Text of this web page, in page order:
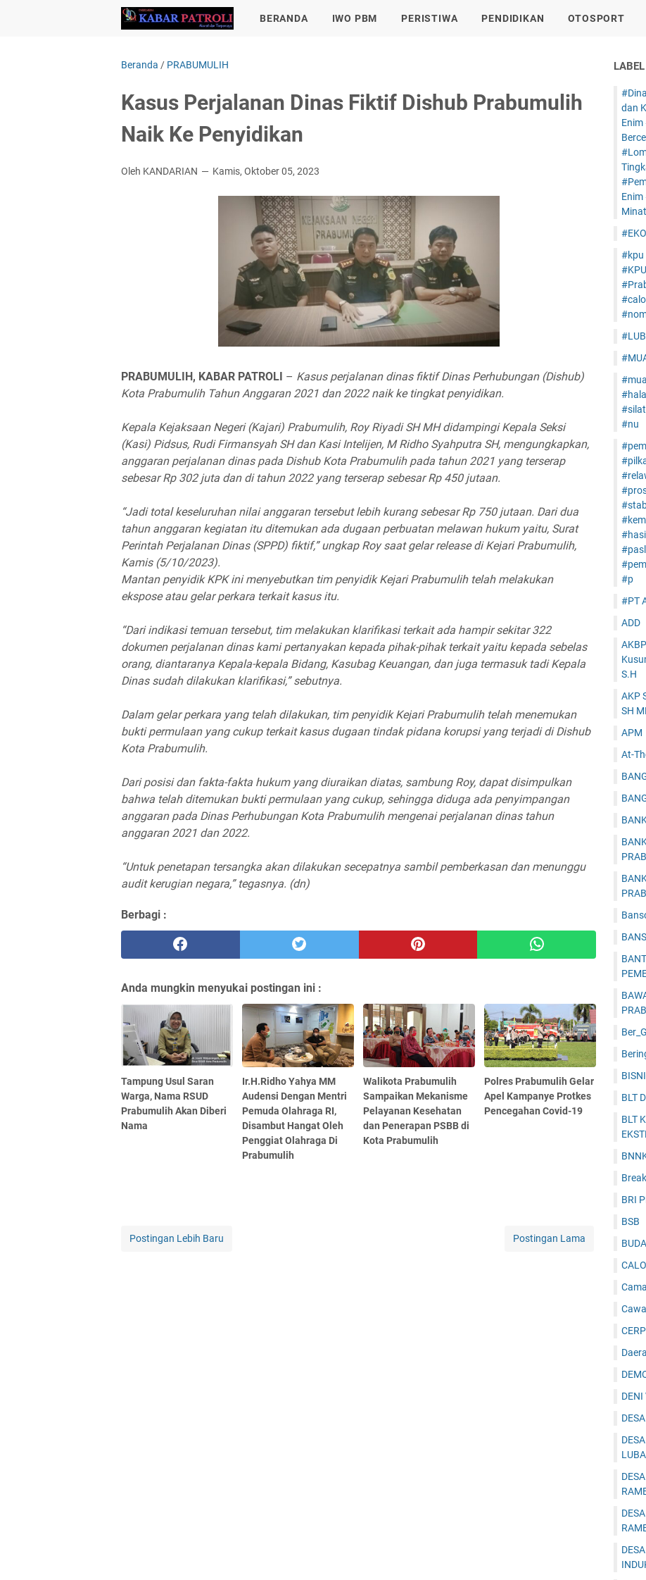
BERANDA IWO PBM PERISTIWA PENDIDIKAN OTOSPORT
Beranda / PRABUMULIH
Kasus Perjalanan Dinas Fiktif Dishub Prabumulih
Naik Ke Penyidikan
Oleh KANDARIAN Kamis, Oktober 05, 2023
PRABUMULIH, KABAR PATROLI – Kasus perjalanan dinas fiktif Dinas Perhubungan (Dishub)
Kota Prabumulih Tahun Anggaran 2021 dan 2022 naik ke tingkat penyidikan.
Kepala Kejaksaan Negeri (Kajari) Prabumulih, Roy Riyadi SH MH didampingi Kepala Seksi
(Kasi) Pidsus, Rudi Firmansyah SH dan Kasi Intelijen, M Ridho Syahputra SH, mengungkapkan,
anggaran perjalanan dinas pada Dishub Kota Prabumulih pada tahun 2021 yang terserap
sebesar Rp 302 juta dan di tahun 2022 yang terserap sebesar Rp 450 jutaan.
“Jadi total keseluruhan nilai anggaran tersebut lebih kurang sebesar Rp 750 jutaan. Dari dua
tahun anggaran kegiatan itu ditemukan ada dugaan perbuatan melawan hukum yaitu, Surat
Perintah Perjalanan Dinas (SPPD) fiktif,” ungkap Roy saat gelar release di Kejari Prabumulih,
Kamis (5/10/2023).
Mantan penyidik KPK ini menyebutkan tim penyidik Kejari Prabumulih telah melakukan
ekspose atau gelar perkara terkait kasus itu.
“Dari indikasi temuan tersebut, tim melakukan klarifikasi terkait ada hampir sekitar 322
dokumen perjalanan dinas kami pertanyakan kepada pihak-pihak terkait yaitu kepada sebelas
orang, diantaranya Kepala-kepala Bidang, Kasubag Keuangan, dan juga termasuk tadi Kepala
Dinas sudah dilakukan klarifikasi,” sebutnya.
Dalam gelar perkara yang telah dilakukan, tim penyidik Kejari Prabumulih telah menemukan
bukti permulaan yang cukup terkait kasus dugaan tindak pidana korupsi yang terjadi di Dishub
Kota Prabumulih.
Dari posisi dan fakta-fakta hukum yang diuraikan diatas, sambung Roy, dapat disimpulkan
bahwa telah ditemukan bukti permulaan yang cukup, sehingga diduga ada penyimpangan
anggaran pada Dinas Perhubungan Kota Prabumulih mengenai perjalanan dinas tahun
anggaran 2021 dan 2022.
“Untuk penetapan tersangka akan dilakukan secepatnya sambil pemberkasan dan menunggu
audit kerugian negara,” tegasnya. (dn)
Berbagi :
Anda mungkin menyukai postingan ini :
Tampung Usul Saran
Warga, Nama RSUD
Prabumulih Akan Diberi
Nama
Ir.H.Ridho Yahya MM
Audensi Dengan Mentri
Pemuda Olahraga RI,
Disambut Hangat Oleh
Penggiat Olahraga Di
Prabumulih
Walikota Prabumulih
Sampaikan Mekanisme
Pelayanan Kesehatan
dan Penerapan PSBB di
Kota Prabumulih
Polres Prabumulih Gelar
Apel Kampanye Protkes
Pencegahan Covid-19
Postingan Lebih Baru Postingan Lama
LABEL
dan
#kpu
#nu
#p
#PT
ADD
S.H
AKP
SH
APM
At-
BLT
BLT
BRI
BSB
DENI
DESA